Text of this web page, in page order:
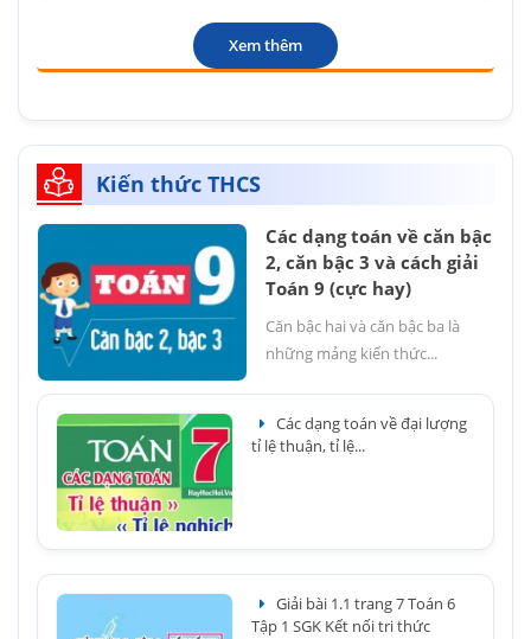
Xem thêm
Kiến thức THCS
Các dạng toán về căn bậc
2, căn bậc 3 và cách giải
Toán 9 (cực hay)
Căn bậc hai và căn bậc ba là
những mảng kiến thức...
Các dạng toán về đại lượng
tỉ lệ thuận, tỉ lệ...
Giải bài 1.1 trang 7 Toán 6
Tập 1 SGK Kết nối tri thức